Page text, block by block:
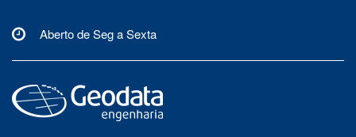
Aberto de Seg a Sexta